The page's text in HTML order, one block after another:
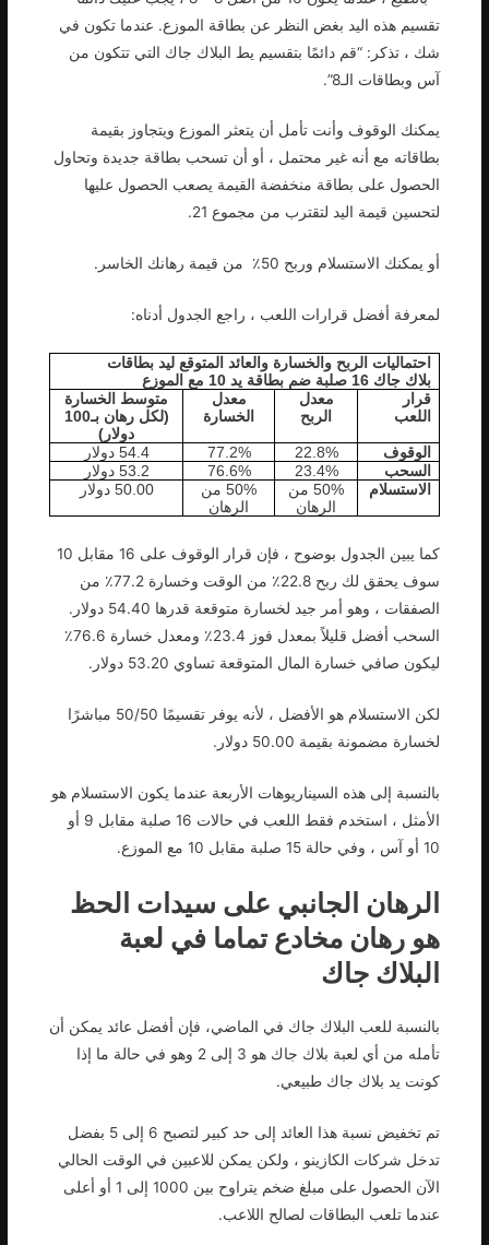
تقسيم هذه اليد بغض النظر عن بطاقة الموزع. عندما تكون في
شك ، تذكر: “قم دائمًا بتقسيم يط البلاك جاك التي تتكون من
آس وبطاقات الـ8”.
يمكنك الوقوف وأنت تأمل أن يتعثر الموزع ويتجاوز بقيمة
بطاقاته مع أنه غير محتمل ، أو أن تسحب بطاقة جديدة وتحاول
الحصول على بطاقة منخفضة القيمة يصعب الحصول عليها
لتحسين قيمة اليد لتقترب من مجموع 21.
أو يمكنك الاستسلام وربح 50٪ من قيمة رهانك الخاسر.
لمعرفة أفضل قرارات اللعب ، راجع الجدول أدناه:
احتماليات الربح والخسارة والعائد المتوقع ليد بطاقات
بلاك جاك 16 صلبة ضم بطاقة يد 10 مع الموزع
قرار
اللعب
معدل
الربح
معدل
الخسارة
متوسط الخسارة
(لكل رهان بـ100
دولار)
الوقوف
22.8%
77.2%
54.4 دولار
السحب
23.4%
76.6%
53.2 دولار
الاستسلام
50% من
الرهان
50% من
الرهان
50.00 دولار
كما يبين الجدول بوضوح ، فإن قرار الوقوف على 16 مقابل 10
سوف يحقق لك ربح 22.8٪ من الوقت وخسارة 77.2٪ من
الصفقات ، وهو أمر جيد لخسارة متوقعة قدرها 54.40 دولار.
السحب أفضل قليلاً بمعدل فوز 23.4٪ ومعدل خسارة 76.6٪
ليكون صافي خسارة المال المتوقعة تساوي 53.20 دولار.
لكن الاستسلام هو الأفضل ، لأنه يوفر تقسيمًا 50/50 مباشرًا
لخسارة مضمونة بقيمة 50.00 دولار.
بالنسبة إلى هذه السيناريوهات الأربعة عندما يكون الاستسلام هو
الأمثل ، استخدم فقط اللعب في حالات 16 صلبة مقابل 9 أو
10 أو آس ، وفي حالة 15 صلبة مقابل 10 مع الموزع.
الرهان الجانبي على سيدات الحظ
هو رهان مخادع تماما في لعبة
البلاك جاك
بالنسبة للعب البلاك جاك في الماضي، فإن أفضل عائد يمكن أن
تأمله من أي لعبة بلاك جاك هو 3 إلى 2 وهو في حالة ما إذا
كونت يد بلاك جاك طبيعي.
تم تخفيض نسبة هذا العائد إلى حد كبير لتصبح 6 إلى 5 بفضل
تدخل شركات الكازينو ، ولكن يمكن للاعبين في الوقت الحالي
الآن الحصول على مبلغ ضخم يتراوح بين 1000 إلى 1 أو أعلى
عندما تلعب البطاقات لصالح اللاعب.